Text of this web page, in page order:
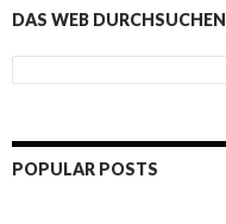
DAS WEB DURCHSUCHEN
POPULAR POSTS